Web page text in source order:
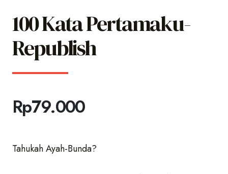
100 Kata Pertamaku-
Republish
Rp79.000
Tahukah Ayah-Bunda?